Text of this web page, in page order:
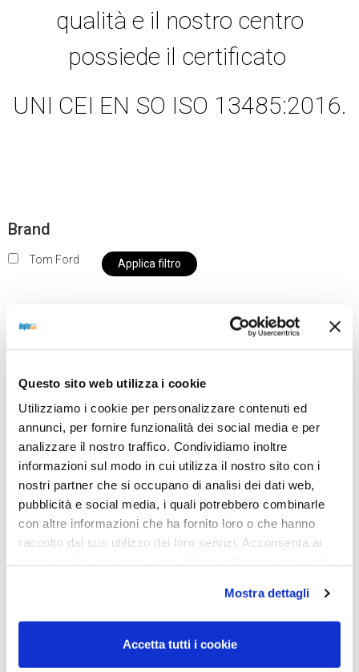
Questo sito web utilizza i cookie
Utilizziamo i cookie per personalizzare contenuti ed
annunci, per fornire funzionalità dei social media e per
analizzare il nostro traffico. Condividiamo inoltre
informazioni sul modo in cui utilizza il nostro sito con i
nostri partner che si occupano di analisi dei dati web,
pubblicità e social media, i quali potrebbero combinarle
con altre informazioni che ha fornito loro o che hanno
raccolto dal suo utilizzo dei loro servizi. Acconsenta ai
Mostra dettagli
Accetta tutti i cookie
qualità e il nostro centro
possiede il certificato
UNI CEI EN SO ISO 13485:2016.
Brand
Tom Ford Applica filtro
nostro negozio non saranno disponibili per la
da OTTICA DIOPTER
Showing the single result
Sold out